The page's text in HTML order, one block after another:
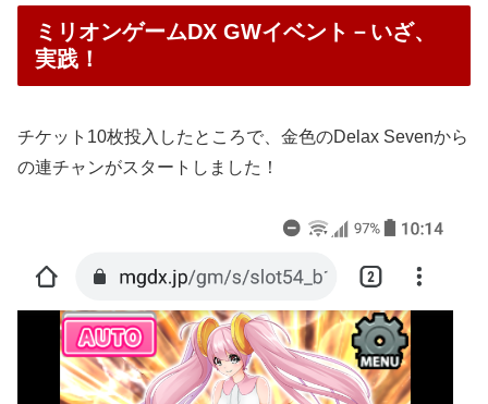
ミリオンゲームDX GWイベント－いざ、
実践！
チケット10枚投入したところで、金色のDelax Sevenから
の連チャンがスタートしました！